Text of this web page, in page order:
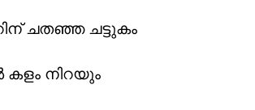
ചതഞ്ഞ ചട്ടുകം
കളം നിറയും